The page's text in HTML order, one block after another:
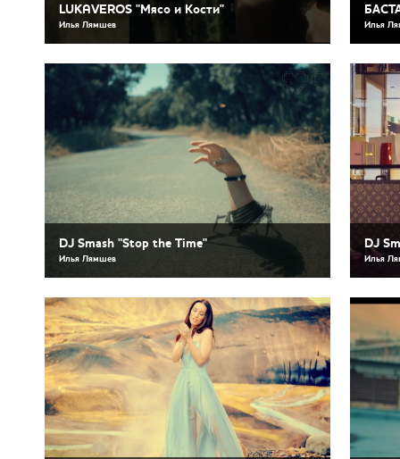
LUKAVEROS "Мясо и Кости"
Илья Лямшев Илья
DJ Smash "Stop the Time"
Илья Лямшев
DJ
Илья